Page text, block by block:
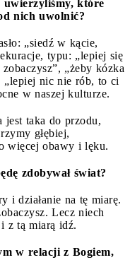
uwierzyliśmy, które
nich uwolnić?
„siedź w kącie,
typu: „lepiej się
„żeby kózka
„lepiej nic nie rób, to ci
w naszej kulturze.
jest taka do przodu,
głębiej,
więcej obawy i lęku.
zdobywał świat?
i działanie na tę miarę.
Lecz niech
z tą miarą idź.
w relacji z Bogiem,